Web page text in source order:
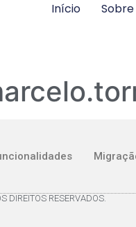
Início Sobre
DIREITOS RESERVADOS.